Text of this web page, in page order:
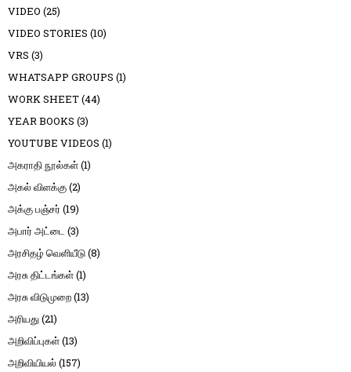
VIDEO (25)
VIDEO STORIES (10)
VRS (3)
WHATSAPP GROUPS (1)
WORK SHEET(44)
YEAR BOOKS (3)
YOUTUBE VIDEOS (1)
அகராதி நூல்கள்(1)
அகல் விளக்கு(2)
அக்கு பஞ்சர் (19)
அபார் அட்டை (3)
அரசிதழ் வெளியீடு(8)
அரசு திட்டங்கள்(1)
அரசு விடுமுறை(13)
அரியது(21)
அறிவிப்புகள்(13)
அறிவியியல் (157)